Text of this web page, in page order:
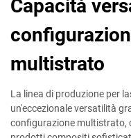
Capacità
multistrato
La linea di produzione per
un'eccezionale versatilità
configurazione multistrato,